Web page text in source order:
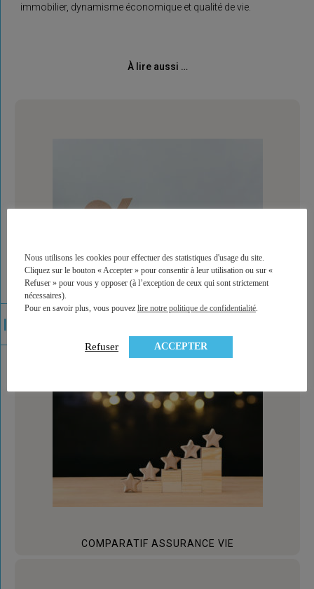
immobilier, dynamisme économique et qualité de vie.
À lire aussi …
ASSURANCE VIE ET PER : LES OFFRES DE BIENVENUE
COMPARATIF ASSURANCE VIE
Nous utilisons les cookies pour effectuer des statistiques d'usage du site.
Cliquez sur le bouton « Accepter » pour consentir à leur utilisation ou sur «
Refuser » pour vous y opposer (à l’exception de ceux qui sont strictement
nécessaires).
Pour en savoir plus, vous pouvez lire notre politique de confidentialité
Refuser ACCEPTER